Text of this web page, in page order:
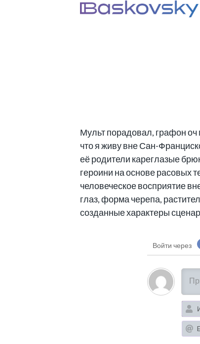
Мульт порадовал, графон
что я живу вне Сан-
её родители кареглазые
героини на основе расовых
человеческое восприятие
глаз, форма черепа,
созданные характеры
Войти через